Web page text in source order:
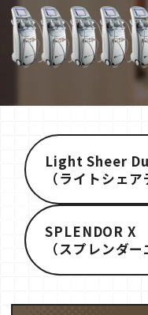
Light Sheer
（ライトシェア
SPLENDOR X
（スプレンダー